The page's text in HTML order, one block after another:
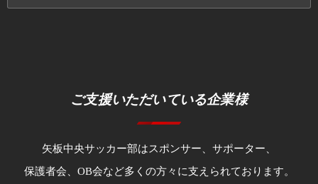
ご支援いただいている企業様
矢板中央サッカー部はスポンサー、サポーター、
保護者会、OB会など多くの方々に支えられております。